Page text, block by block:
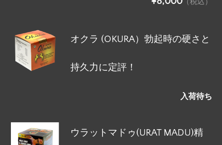
オクラ (OKURA）勃起時の硬さと
持久力に定評！
入荷待ち
ウラットマドゥ(URAT MADU)精